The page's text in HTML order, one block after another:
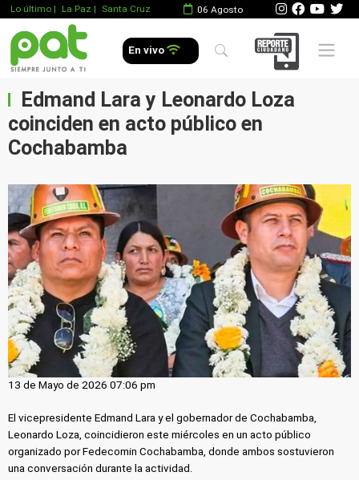
Lo último | La Paz | Santa Cruz 06 Agosto
En vivo Mobile
Edmand Lara y Leonardo Loza
coinciden en acto público en
Cochabamba
13 de Mayo de 2026 07:06 pm
El vicepresidente Edmand Lara y el gobernador de Cochabamba,
Leonardo Loza, coincidieron este miércoles en un acto público
organizado por Fedecomin Cochabamba, donde ambos sostuvieron
una conversación durante la actividad.